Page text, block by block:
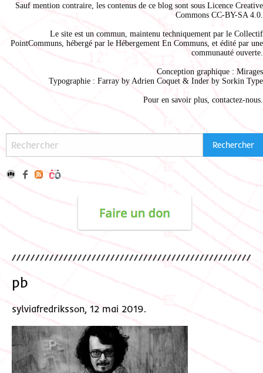
Sauf mention contraire, les contenus de ce blog sont sous Licence Creative
Commons CC-BY-SA 4.0
Le site est un commun, maintenu techniquement par le Collectif
PointCommuns , hébergé par le Hébergement En Communs , et édité par une
communauté ouverte.
Conception graphique : Mirages
Typographie : Farray by Adrien Coquet & Inder by Sorkin Type
Pour en savoir plus, contactez-nous
pb
sylviafredriksson, 12 mai 2019.